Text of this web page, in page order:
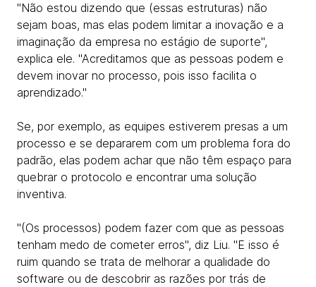
"Não estou dizendo que (essas estruturas) não
sejam boas, mas elas podem limitar a inovação e a
imaginação da empresa no estágio de suporte",
explica ele. "Acreditamos que as pessoas podem e
devem inovar no processo, pois isso facilita o
aprendizado."
Se, por exemplo, as equipes estiverem presas a um
processo e se depararem com um problema fora do
padrão, elas podem achar que não têm espaço para
quebrar o protocolo e encontrar uma solução
inventiva.
"(Os processos) podem fazer com que as pessoas
tenham medo de cometer erros", diz Liu. "E isso é
ruim quando se trata de melhorar a qualidade do
software ou de descobrir as razões por trás de